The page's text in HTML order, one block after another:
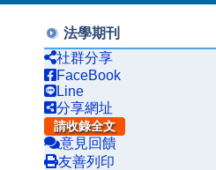
法學期刊
社群分享
FaceBook
Line
分享網址
請收錄全文
意見回饋
友善列印